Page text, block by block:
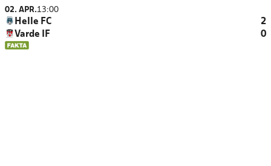
02. APR.13:00
Helle FC
2
Varde IF
0